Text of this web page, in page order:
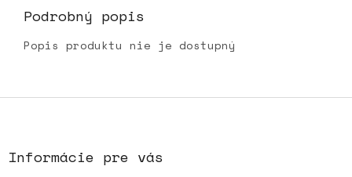
Podrobný popis
Popis produktu nie je dostupný
Z
Informácie pre vás